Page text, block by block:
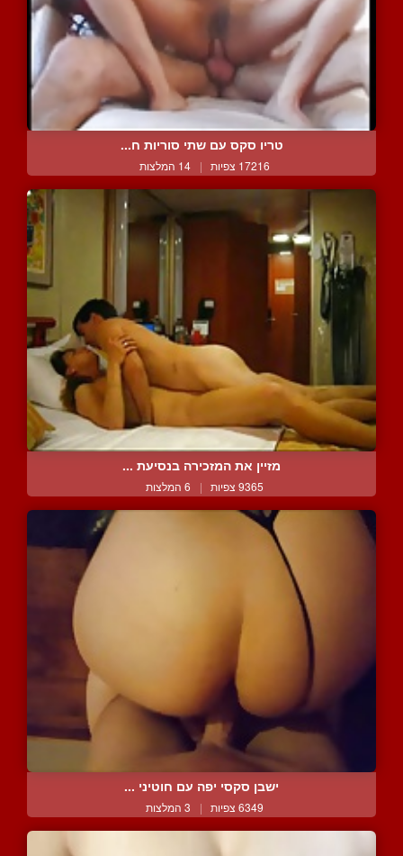
טריו סקס עם שתי סוריות ח...
17216 צפיות | 14 המלצות
מזיין את המזכירה בנסיעת ...
9365 צפיות | 6 המלצות
ישבן סקסי יפה עם חוטיני ...
6349 צפיות | 3 המלצות